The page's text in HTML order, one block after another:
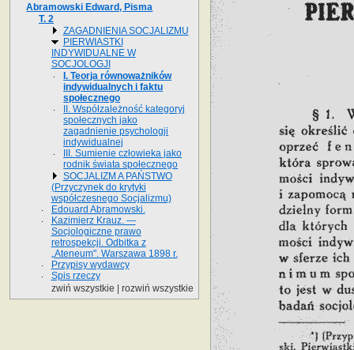
Abramowski Edward, Pisma
T. 2
ZAGADNIENIA SOCJALIZMU
PIERWIASTKI
INDYWIDUALNE W
SOCJOLOGJI
I. Teorja równoważników
indywidualnych i faktu
społecznego
II. Współzależność kategoryj
społecznych jako
zagadnienie psychologji
indywidualnej
III. Sumienie człowieka jako
rodnik świata społecznego
SOCJALIZM A PAŃSTWO
(Przyczynek do krytyki
współczesnego Socjalizmu)
Edouard Abramowski.
Kazimierz Krauz. —
Socjologiczne prawo
retrospekcji. Odbitka z
„Ateneum". Warszawa 1898 r.
Przypisy wydawcy
Spis rzeczy
zwiń wszystkie | rozwiń wszystkie